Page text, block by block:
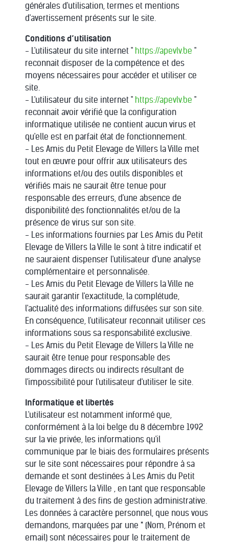
générales d'utilisation, termes et mentions
d'avertissement présents sur le site.
Conditions d’utilisation
- L'utilisateur du site internet " https://apevlv.be "
reconnait disposer de la compétence et des
moyens nécessaires pour accéder et utiliser ce
site.
- L'utilisateur du site internet " https://apevlv.be "
reconnait avoir vérifié que la configuration
informatique utilisée ne contient aucun virus et
qu'elle est en parfait état de fonctionnement.
- Les Amis du Petit Elevage de Villers la Ville met
tout en œuvre pour offrir aux utilisateurs des
informations et/ou des outils disponibles et
vérifiés mais ne saurait être tenue pour
responsable des erreurs, d'une absence de
disponibilité des fonctionnalités et/ou de la
présence de virus sur son site.
- Les informations fournies par Les Amis du Petit
Elevage de Villers la Ville le sont à titre indicatif et
ne sauraient dispenser l'utilisateur d'une analyse
complémentaire et personnalisée.
- Les Amis du Petit Elevage de Villers la Ville ne
saurait garantir l'exactitude, la complétude,
l'actualité des informations diffusées sur son site.
En conséquence, l'utilisateur reconnait utiliser ces
informations sous sa responsabilité exclusive.
- Les Amis du Petit Elevage de Villers la Ville ne
saurait être tenue pour responsable des
dommages directs ou indirects résultant de
l'impossibilité pour l'utilisateur d'utiliser le site.
Informatique et libertés
L'utilisateur est notamment informé que,
conformément à la loi belge du 8 décembre 1992
sur la vie privée, les informations qu'il
communique par le biais des formulaires présents
sur le site sont nécessaires pour répondre à sa
demande et sont destinées à Les Amis du Petit
Elevage de Villers la Ville , en tant que responsable
du traitement à des fins de gestion administrative.
Les données à caractère personnel, que nous vous
demandons, marquées par une * (Nom, Prénom et
email) sont nécessaires pour le traitement de